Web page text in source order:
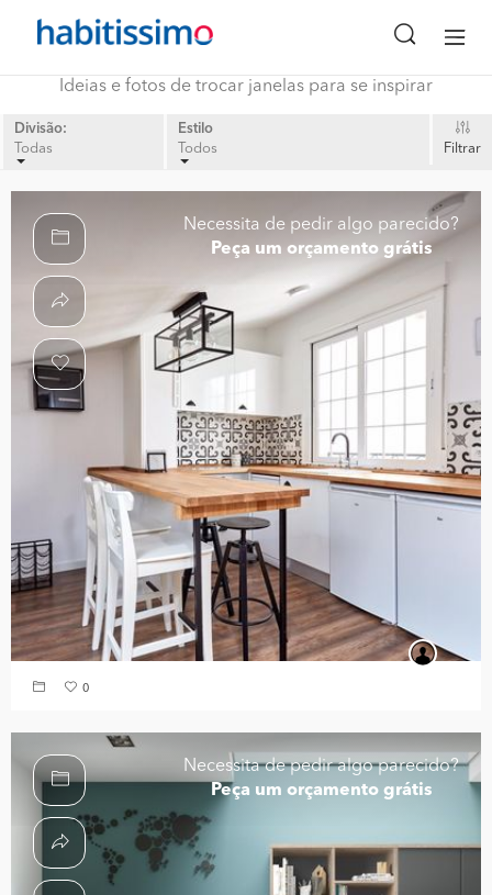
Ideias e fotos de trocar janelas para se inspirar
Divisão:
Todas
Estilo
Todos
Filtrar
Necessita de pedir algo parecido?
Peça um orçamento grátis
0
Necessita de pedir algo parecido?
Peça um orçamento grátis